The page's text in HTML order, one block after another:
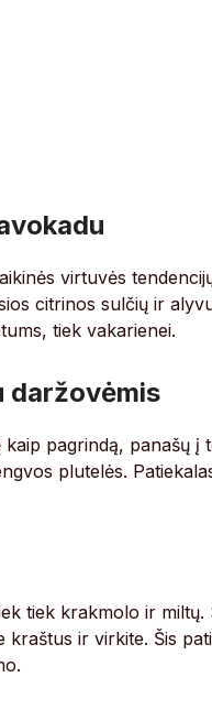
virtuvės
citrinos sulčių ir
tiek vakarienei.
daržovėmis
pagrindą, panašų į
plutelės.
tiek krakmolo ir
ir virkite. Šis